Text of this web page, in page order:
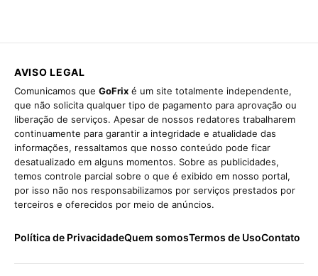
AVISO LEGAL
Comunicamos que GoFrix é um site totalmente independente,
que não solicita qualquer tipo de pagamento para aprovação ou
liberação de serviços. Apesar de nossos redatores trabalharem
continuamente para garantir a integridade e atualidade das
informações, ressaltamos que nosso conteúdo pode ficar
desatualizado em alguns momentos. Sobre as publicidades,
temos controle parcial sobre o que é exibido em nosso portal,
por isso não nos responsabilizamos por serviços prestados por
terceiros e oferecidos por meio de anúncios.
Política de PrivacidadeQuem somosTermos de UsoContato